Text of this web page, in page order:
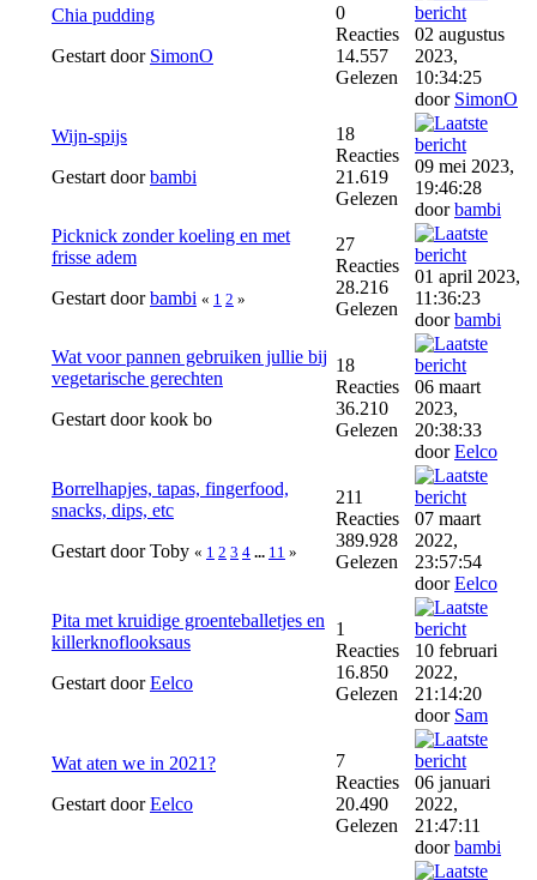
Chia pudding
Gestart door SimonO
0
Reacties
14.557
Gelezen
02 augustus
2023,
10:34:25
door SimonO
Wijn-spijs
Gestart doorbambi
18
Reacties
21.619
Gelezen
09 mei 2023,
19:46:28
doorbambi
Picknick zonder koeling en met
frisse adem
Gestart doorbambi « 1 2 »
27
Reacties
28.216
Gelezen
01 april 2023,
11:36:23
doorbambi
Wat voor pannen gebruiken jullie bij
vegetarische gerechten
Gestart door kook bo
18
Reacties
36.210
Gelezen
06 maart
2023,
20:38:33
doorEelco
Borrelhapjes, tapas, fingerfood,
snacks, dips, etc
Gestart door Toby « 1 2 3 4 ... 11 »
211
Reacties
389.928
Gelezen
07 maart
2022,
23:57:54
doorEelco
Pita met kruidige groenteballetjes en
killerknoflooksaus
Gestart doorEelco
1
Reacties
16.850
Gelezen
10 februari
2022,
21:14:20
door Sam
Wat aten we in 2021?
Gestart doorEelco
7
Reacties
20.490
Gelezen
06 januari
2022,
21:47:11
doorbambi